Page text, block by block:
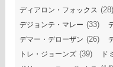
ディアロン・フォックス (28)
デジョンテ・マレー (33)
デマー・デローザン (26)
トレ・ジョーンズ (39) ド